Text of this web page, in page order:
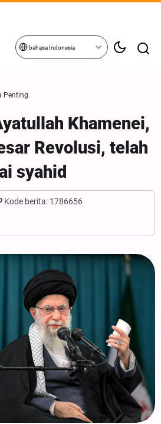
bahasa Indonesia
Penting
Khamenei,
Revolusi, telah
syahid
Kode berita: 1786656